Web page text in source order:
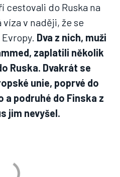
cestovali do Ruska na
v naději, že se
Dva z nich, muži
zaplatili několik
Ruska. Dvakrát se
unie, poprvé do
a podruhé do Finska z
jim nevyšel.